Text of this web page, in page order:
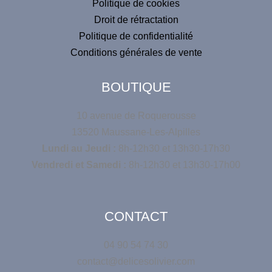
Politique de cookies
Droit de rétractation
Politique de confidentialité
Conditions générales de vente
BOUTIQUE
10 avenue de Roquerousse
13520 Maussane-Les-Alpilles
Lundi au Jeudi : 8h-12h30 et 13h30-17h30
Vendredi et Samedi : 8h-12h30 et 13h30-17h00
CONTACT
04 90 54 74 30
contact@delicesolivier.com